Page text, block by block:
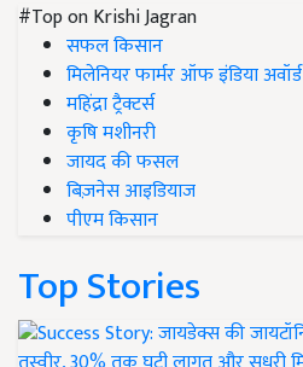
#Top on Krishi Jagran
सफल किसान
मिलेनियर फार्मर ऑफ इंडिया अवॉर्ड
महिंद्रा ट्रैक्टर्स
कृषि मशीनरी
जायद की फसल
बिज़नेस आइडियाज
पीएम किसान
Top Stories